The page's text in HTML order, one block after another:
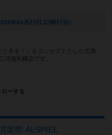
年04月23日 22時17分）
きを！」をコンセプトとした北海
河遊札幌店です。
ローする
楽部 ALSPIEL